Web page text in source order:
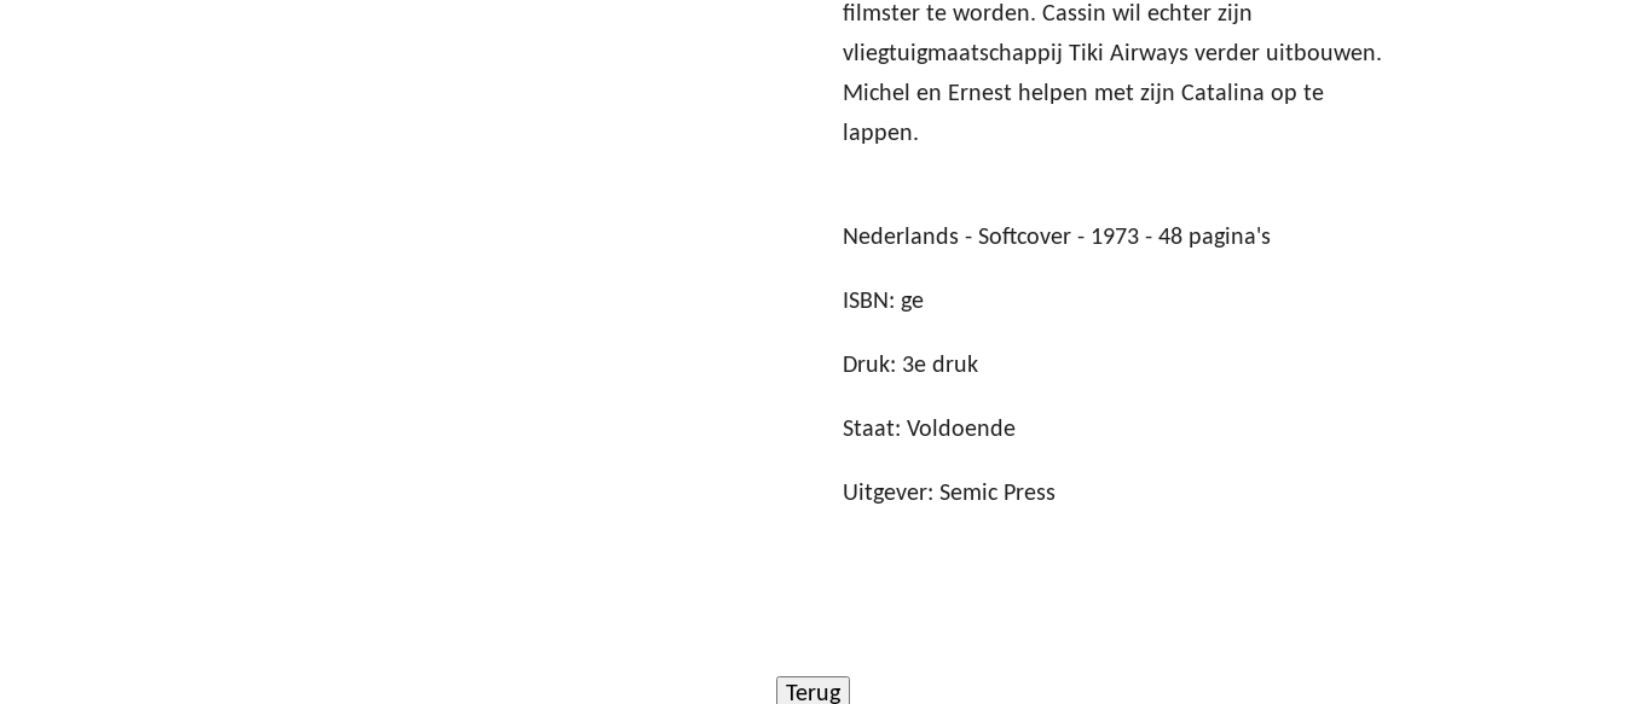
filmster te worden. Cassin wil echter zijn
vliegtuigmaatschappij Tiki Airways verder uitbouwen.
Michel en Ernest helpen met zijn Catalina op te
lappen.
Nederlands - Softcover - 1973 - 48 pagina's
ISBN: ge
Druk: 3e druk
Staat: Voldoende
Uitgever: Semic Press